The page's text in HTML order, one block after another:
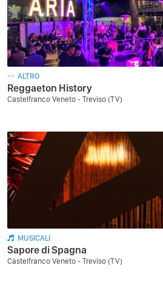
ALTRO
Reggaeton History
Castelfranco Veneto - Treviso (TV)
MUSICALI
Sapore di Spagna
Castelfranco Veneto - Treviso (TV)